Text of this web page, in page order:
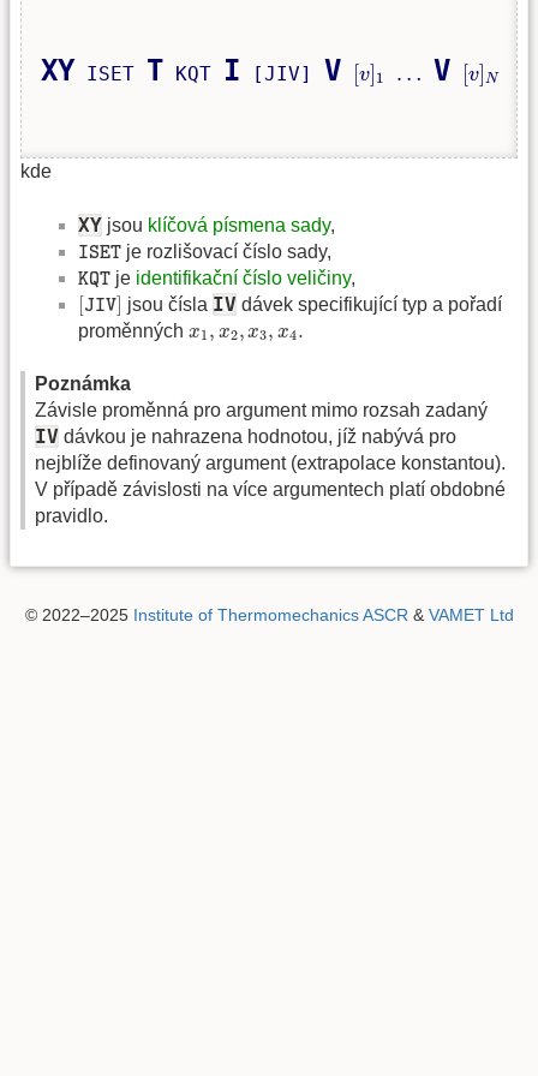
XY ISET T KQT I [JIV] V [v]1
[ v …
… V [v]N
[ v
kde
XY jsou klíčová písmena sady,
ISET
ISET je rozlišovací číslo sady,
KQT
KQTje identifikační číslo veličiny,
[JIV]
[JIV] jsou čísla IV dávek specifikující typ a pořadí
proměnných x1 , x2, x3, x4.
x1 x2 x3, x4 .
Poznámka
Závisle proměnná pro argument mimo rozsah zadaný
IV dávkou je nahrazena hodnotou, jíž nabývá pro
nejblíže definovaný argument (extrapolace konstantou).
V případě závislosti na více argumentech platí obdobné
pravidlo.
© 2022–2025 Institute of Thermomechanics ASCR & VAMET Ltd